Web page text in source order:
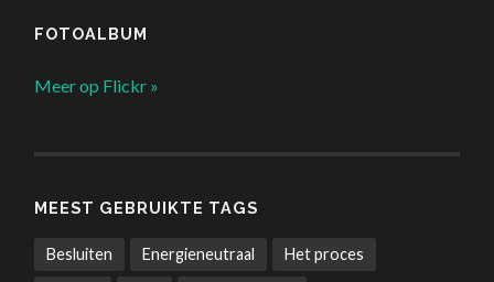
FOTOALBUM
Meer op Flickr »
MEEST GEBRUIKTE TAGS
Besluiten Energieneutraal Het proces